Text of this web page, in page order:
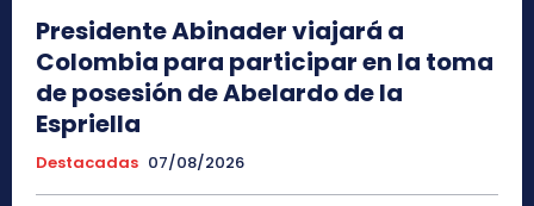
Presidente Abinader viajará a
Colombia para participar en la toma
de posesión de Abelardo de la
Espriella
Destacadas 07/08/2026